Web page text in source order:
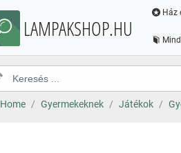
LAMPAKSHOP.HU
Ház
Home Gyermekeknek Játékok